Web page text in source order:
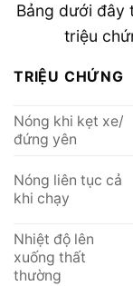
Bảng dưới đây
triệu
TRIỆU CHỨNG
Nóng khi kẹt xe/
đứng yên
Nóng liên tục cả
khi chạy
Nhiệt độ lên
xuống thất
thường